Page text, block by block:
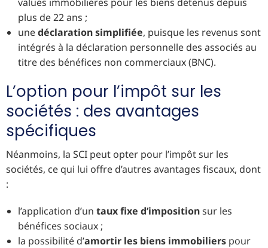
plus de 22 ans ;
unedéclaration simplifiée, puisque les revenus sont
intégrés à la déclaration personnelle des associés au
titre des bénéfices non commerciaux (BNC).
L’option pour l’impôt sur les
sociétés : des avantages
spécifiques
Néanmoins, la SCI peut opter pour l’impôt sur les
sociétés, ce qui lui offre d’autres avantages fiscaux, dont
:
l’application d’un taux fixe d’impositionsur les
bénéfices sociaux ;
la possibilité d’amortir les biens immobiliers pour